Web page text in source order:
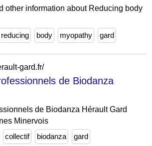
other information about Reducing body
reducing body myopathy gard
gard.fr/
de Biodanza
de Biodanza Hérault Gard
Minervois
collectif biodanza gard